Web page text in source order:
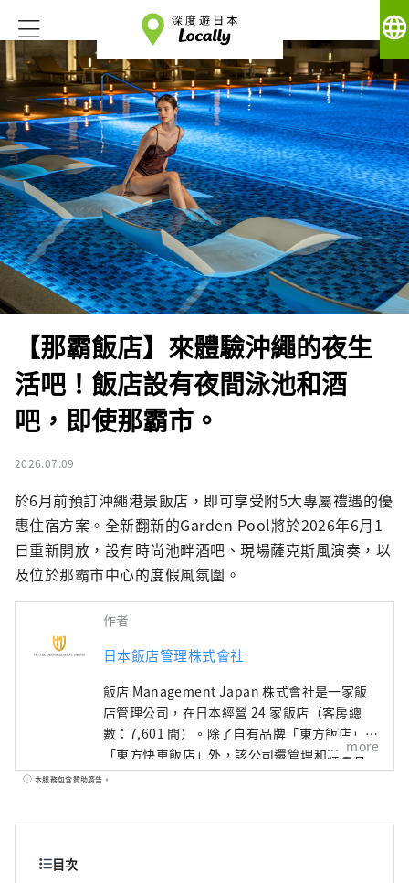
language
【那霸飯店】來體驗沖繩的夜生
活吧！飯店設有夜間泳池和酒
吧，即使那霸市。
2026.07.09
於6月前預訂沖繩港景飯店，即可享受附5大專屬禮遇的優
惠住宿方案。全新翻新的Garden Pool將於2026年6月1
日重新開放，設有時尚池畔酒吧、現場薩克斯風演奏，以
及位於那霸市中心的度假風氛圍。
作者
日本飯店管理株式會社
飯店 Management Japan 株式會社是一家飯
店管理公司，在日本經營 24 家飯店（客房總
數：7,601 間）。除了自有品牌「東方飯店」和
「東方快車飯店」外，該公司還管理和經營各
種飯店，包括「希爾頓」、「喜來登」和「日
more
本服務包含贊助廣告。
目次